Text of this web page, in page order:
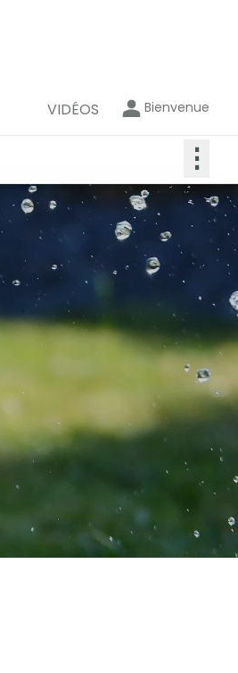
VIDÉOS Bienvenue
⋮